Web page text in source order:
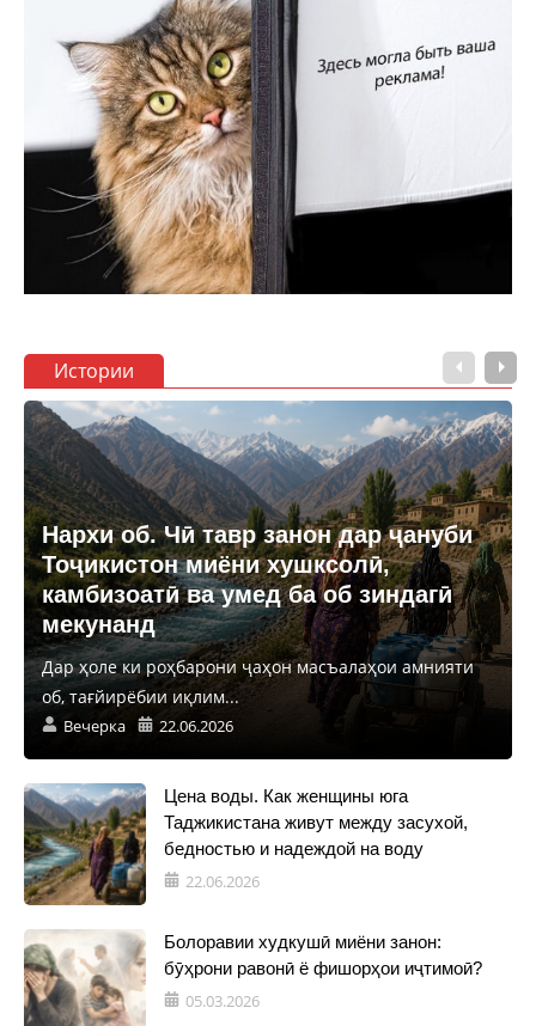
Истории
Нархи об. Чӣ тавр занон дар ҷануби
Тоҷикистон миёни хушксолӣ,
камбизоатӣ ва умед ба об зиндагӣ
мекунанд
Дар ҳоле ки роҳбарони ҷаҳон масъалаҳои амнияти
об, тағйирёбии иқлим...
Вечерка 22.06.2026
Цена воды. Как женщины юга
Таджикистана живут между засухой,
бедностью и надеждой на воду
22.06.2026
Болоравии худкушӣ миёни занон:
бӯҳрони равонӣ ё фишорҳои иҷтимоӣ?
05.03.2026